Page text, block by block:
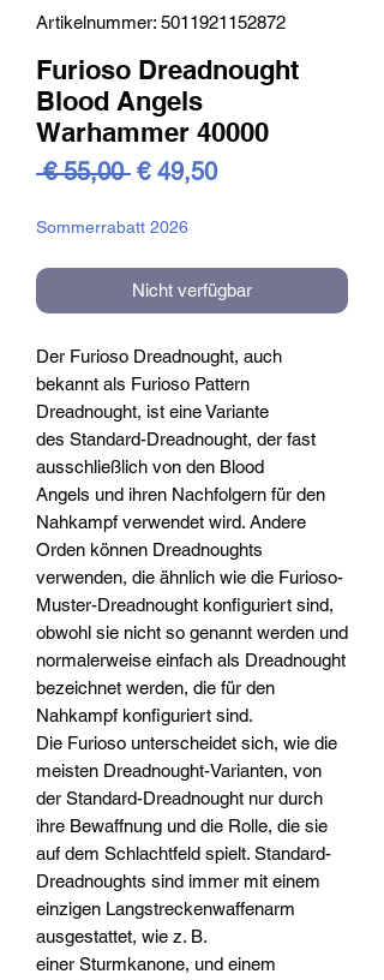
Artikelnummer: 5011921152872
Furioso Dreadnought
Blood Angels
Warhammer 40000
€ 55,00 Standardpreis
€ 49,50Sale-
Sommerrabatt 2026
Nicht verfügbar
Der Furioso Dreadnought, auch
bekannt als Furioso Pattern
Dreadnought, ist eine Variante
des Standard-Dreadnought, der fast
ausschließlich von den Blood
Angels und ihren Nachfolgern für den
Nahkampf verwendet wird. Andere
Orden können Dreadnoughts
verwenden, die ähnlich wie die Furioso-
Muster-Dreadnought konfiguriert sind,
obwohl sie nicht so genannt werden und
normalerweise einfach als Dreadnought
bezeichnet werden, die für den
Nahkampf konfiguriert sind.
Die Furioso unterscheidet sich, wie die
meisten Dreadnought-Varianten, von
der Standard-Dreadnought nur durch
ihre Bewaffnung und die Rolle, die sie
auf dem Schlachtfeld spielt. Standard-
Dreadnoughts sind immer mit einem
einzigen Langstreckenwaffenarm
ausgestattet, wie z. B.
einer Sturmkanone, und einem